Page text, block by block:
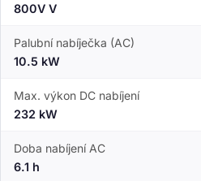
800V V
Palubní nabíječka (AC)
10.5 kW
Max. výkon DC nabíjení
232 kW
Doba nabíjení AC
6.1 h